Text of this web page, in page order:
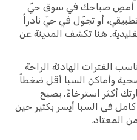
أمضِ صباحك في سوق حيّ
أو تجوّل في حيّ نادراً
هنا تكشف المدينة عن
الفترات الهادئة الراحة
وأماكن السبا أقل ضغطاً
أكثر استرخاءً. يصبح
في السبا أيسر بكثير حين
المعتاد.